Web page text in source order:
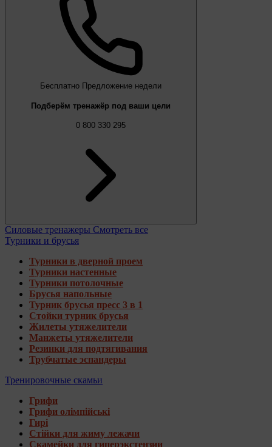
Бесплатно Предложение недели
Подберём тренажёр под ваши цели
0 800 330 295
Силовые тренажеры Смотреть все
Турники и брусья
Турники в дверной проем
Турники настенные
Турники потолочные
Брусья напольные
Турник брусья пресс 3 в 1
Стойки турник брусья
Жилеты утяжелители
Манжеты утяжелители
Резинки для подтягивания
Трубчатые эспандеры
Тренировочные скамьи
Грифи
Грифи олімпійські
Гирі
Стійки для жиму лежачи
Скамейки для гиперэкстензии